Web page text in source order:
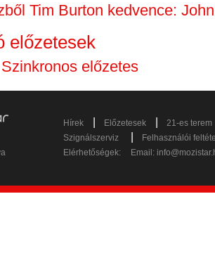
Tim Burton kedvence:
előzetesek
előzetes
Hírek Előzetesek
21-es terem
Szignálszerviz
Felhasználói
Elérhetőségek:
Email: